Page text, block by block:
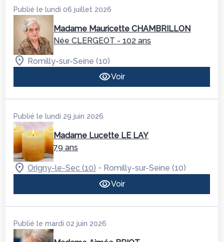
Publié le lundi 06 juillet 2026
Madame Mauricette CHAMBRILLON
Née CLERGEOT - 102 ans
Romilly-sur-Seine (10)
Voir
Publié le lundi 29 juin 2026
Madame Lucette LE LAY
79 ans
Origny-le-Sec (10) - Romilly-sur-Seine (10)
Voir
Publié le mardi 02 juin 2026